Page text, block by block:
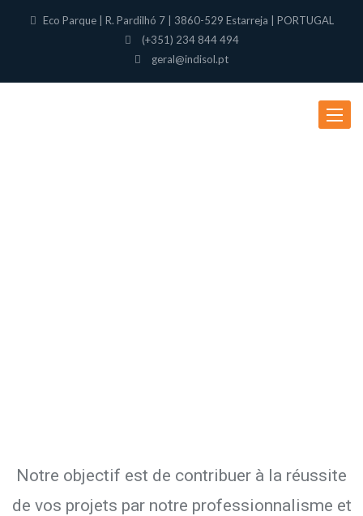
Eco Parque | R. Pardilhó 7 | 3860-529 Estarreja | PORTUGAL
(+351) 234 844 494
geral@indisol.pt
Toggle
Notre objectif est de contribuer à la réussite
de vos projets par notre professionnalisme et